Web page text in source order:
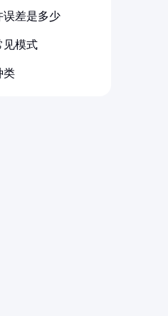
误差是多少
见模式
类